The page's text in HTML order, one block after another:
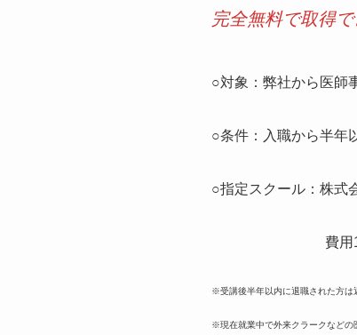
完全無料で取得
○対象：弊社から医師
○条件：入職から半年
○指定スクール：株式
費用16,500円（
※受講後半年以内に退職された方は
※現在就業中で外来クラークなどの